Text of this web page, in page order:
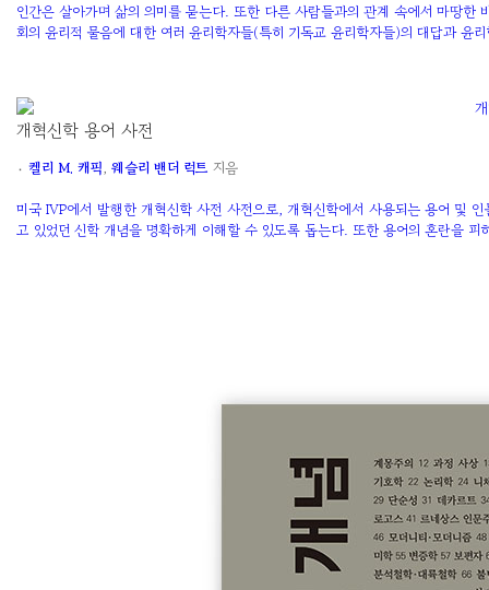
인간은 살아가며 삶의 의미를 묻는다. 또한 다른 사람들과의 관계 속에서 마땅한
회의 윤리적 물음에 대한 여러 윤리학자들(특히 기독교 윤리학자들)의 대답과 윤
개혁신학 용어 사전
۰ 켈리 M. 캐픽, 웨슬리 밴더 럭트 지음
미국 IVP에서 발행한 개혁신학 사전 사전으로, 개혁신학에서 사용되는 용어 및
고 있었던 신학 개념을 명확하게 이해할 수 있도록 돕는다. 또한 용어의 혼란을